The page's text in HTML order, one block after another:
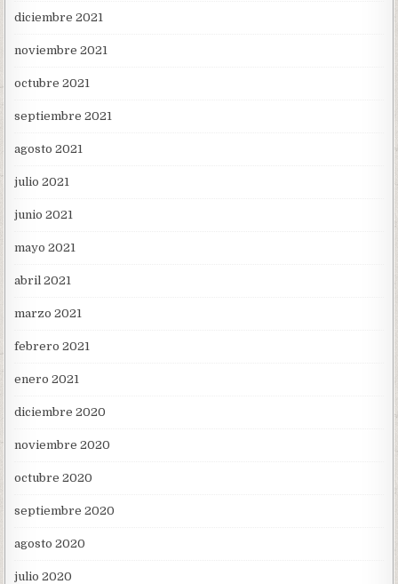
diciembre 2021
noviembre 2021
octubre 2021
septiembre 2021
agosto 2021
julio 2021
junio 2021
mayo 2021
abril 2021
marzo 2021
febrero 2021
enero 2021
diciembre 2020
noviembre 2020
octubre 2020
septiembre 2020
agosto 2020
julio 2020